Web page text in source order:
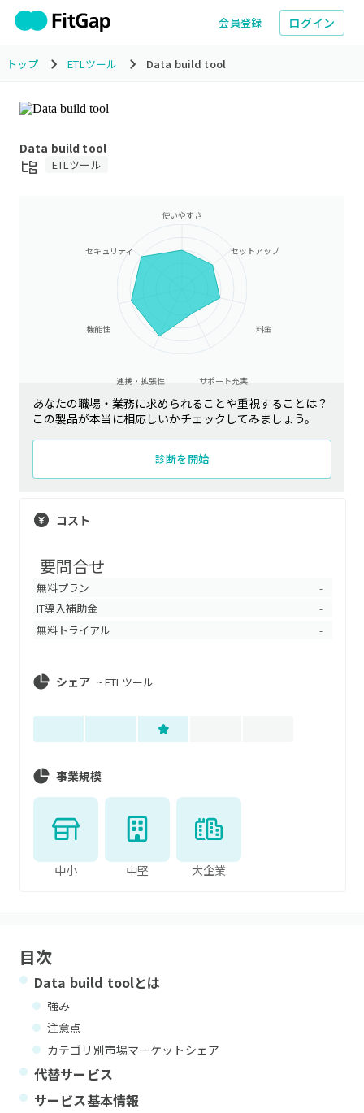
会員登録 ログイン
トップ ETLツール Data build tool
Data build tool
ETLツール
使いやすさ
セットアップ
料金
サポート充実
連携・拡張性
機能性
セキュリティ
あなたの職場・業務に求められることや重視することは？
この製品が本当に相応しいかチェックしてみましょう。
診断を開始
コスト
要問合せ
無料プラン -
IT導入補助金 -
無料トライアル -
シェア ~ETLツール
事業規模
中小 中堅 大企業
目次
Data build toolとは
強み
注意点
カテゴリ別市場マーケットシェア
代替サービス
サービス基本情報